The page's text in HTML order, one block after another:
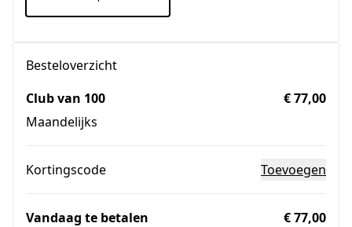
Besteloverzicht
Club van 100
Maandelijks
€ 77,00
Kortingscode Toevoegen
Vandaag te betalen
€ 77,00